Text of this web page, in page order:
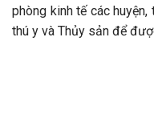
phòng kinh tế các huyện,
thú y và Thủy sản để